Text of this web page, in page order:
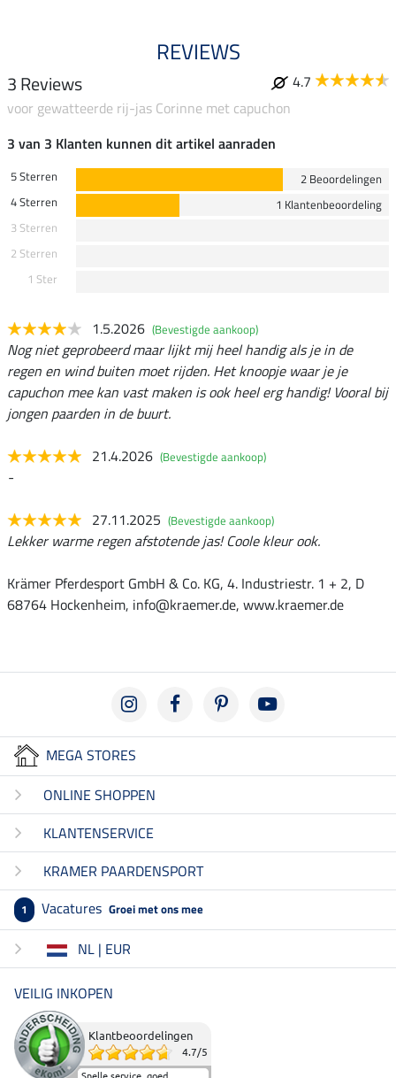
REVIEWS
3 Reviews
4.7
voor gewatteerde rij-jas Corinne met capuchon
3 van 3 Klanten kunnen dit artikel aanraden
5 Sterren
2 Beoordelingen
4 Sterren
1 Klantenbeoordeling
3 Sterren
2 Sterren
1 Ster
1.5.2026 (Bevestigde aankoop)
Nog niet geprobeerd maar lijkt mij heel handig als je in de
regen en wind buiten moet rijden. Het knoopje waar je je
capuchon mee kan vast maken is ook heel erg handig! Vooral bij
jongen paarden in de buurt.
21.4.2026 (Bevestigde aankoop)
-
27.11.2025 (Bevestigde aankoop)
Lekker warme regen afstotende jas! Coole kleur ook.
Krämer Pferdesport GmbH & Co. KG, 4. Industriestr. 1 + 2, D
68764 Hockenheim, info@kraemer.de, www.kraemer.de
MEGA STORES
ONLINE SHOPPEN
KLANTENSERVICE
KRAMER PAARDENSPORT
1 Vacatures Groei met ons mee
NL | EUR
VEILIG INKOPEN
Klantbeoordelingen
4.7/5
Snelle service, goed